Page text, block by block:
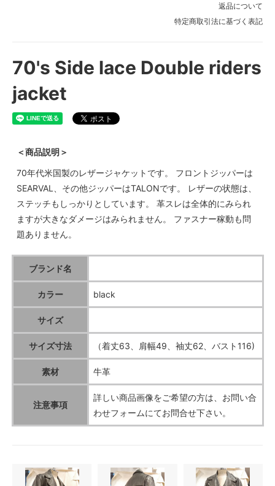
返品について
特定商取引法に基づく表記
70's Side lace Double riders
jacket
＜商品説明＞
70年代米国製のレザージャケットです。 フロントジッパーは
SEARVAL、その他ジッパーはTALONです。 レザーの状態は、
ステッチもしっかりとしています。 革スレは全体的にみられ
ますが大きなダメージはみられません。 ファスナー稼動も問
題ありません。
ブランド名
カラー black
サイズ
サイズ寸法 （着丈63、肩幅49、袖丈62、バスト116)
素材 牛革
注意事項
詳しい商品画像をご希望の方は、お問い合
わせフォームにてお問合せ下さい。